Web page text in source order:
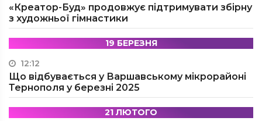
«Креатор-Буд» продовжує підтримувати збірну
з художньої гімнастики
19 БЕРЕЗНЯ
12:12
Що відбувається у Варшавському мікрорайоні
Тернополя у березні 2025
21 ЛЮТОГО